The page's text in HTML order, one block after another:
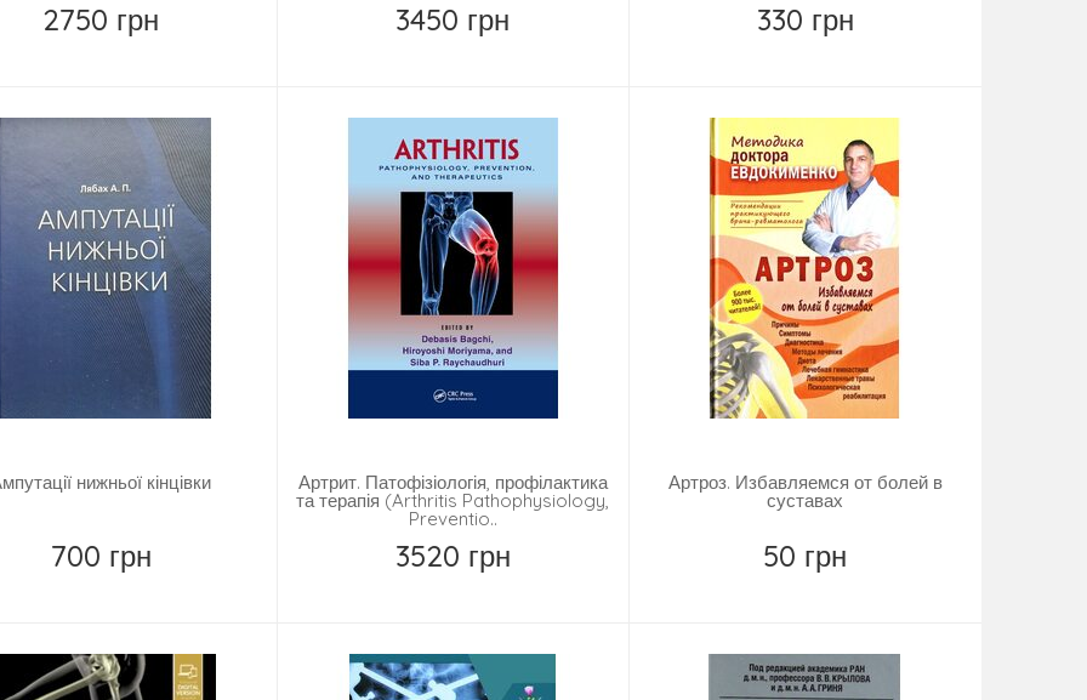
2750 грн 3450 грн 330 грн
нижньої кінцівки
700 грн
Артрит. Патофізіологія, профілактика
та терапія (Arthritis Pathophysiology,
Preventio..
3520 грн
Артроз. Избавляемся от болей в
суставах
50 грн